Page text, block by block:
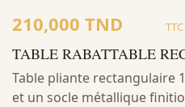
210,000 TND TTC
TABLE RABATTABLE
Table pliante rectangulaire
et un socle métallique